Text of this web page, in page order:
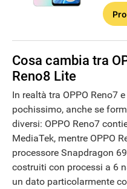
Cosa cambia tra
Reno8 Lite
In realtà tra OPPO Reno7
pochissimo, anche se
diversi: OPPO Reno7
MediaTek, mentre OPPO
processore Snapdragon
costruiti con processi a 6
un dato particolarmente